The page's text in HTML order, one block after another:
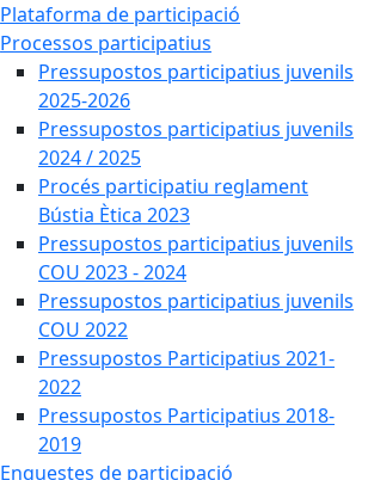
Plataforma de participació
Processos participatius
Pressupostos participatius juvenils
2025-2026
Pressupostos participatius juvenils
2024 / 2025
Procés participatiu reglament
Bústia Ètica 2023
Pressupostos participatius juvenils
COU 2023 - 2024
Pressupostos participatius juvenils
COU 2022
Pressupostos Participatius 2021-
2022
Pressupostos Participatius 2018-
2019
Enquestes de participació